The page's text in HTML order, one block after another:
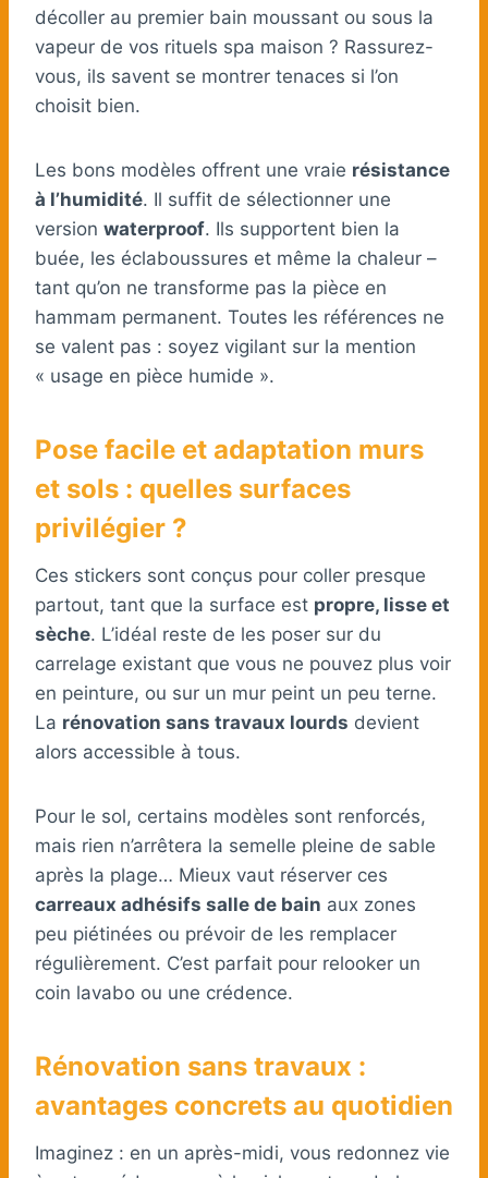
décoller au premier bain moussant ou sous la
vapeur de vos rituels spa maison ? Rassurez-
vous, ils savent se montrer tenaces si l’on
choisit bien.
Les bons modèles offrent une vraie résistance
à l’humidité. Il suffit de sélectionner une
version waterproof. Ils supportent bien la
buée, les éclaboussures et même la chaleur –
tant qu’on ne transforme pas la pièce en
hammam permanent. Toutes les références ne
se valent pas : soyez vigilant sur la mention
« usage en pièce humide ».
Pose facile et adaptation murs
et sols : quelles surfaces
privilégier ?
Ces stickers sont conçus pour coller presque
partout, tant que la surface est propre, lisse et
sèche. L’idéal reste de les poser sur du
carrelage existant que vous ne pouvez plus voir
en peinture, ou sur un mur peint un peu terne.
La rénovation sans travaux lourds devient
alors accessible à tous.
Pour le sol, certains modèles sont renforcés,
mais rien n’arrêtera la semelle pleine de sable
après la plage… Mieux vaut réserver ces
carreaux adhésifs salle de bain aux zones
peu piétinées ou prévoir de les remplacer
régulièrement. C’est parfait pour relooker un
coin lavabo ou une crédence.
Rénovation sans travaux :
avantages concrets au quotidien
Imaginez : en un après-midi, vous redonnez vie